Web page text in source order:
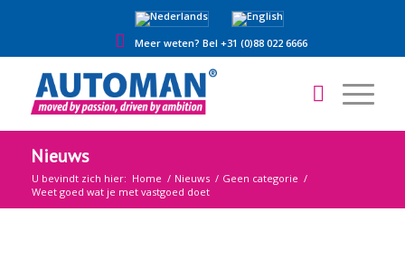
Meer weten? Bel +31 (0)88 022 6666
Nieuws
U bevindt zich hier: Home / Nieuws / Geen categorie /
Weet goed wat je met vastgoed doet